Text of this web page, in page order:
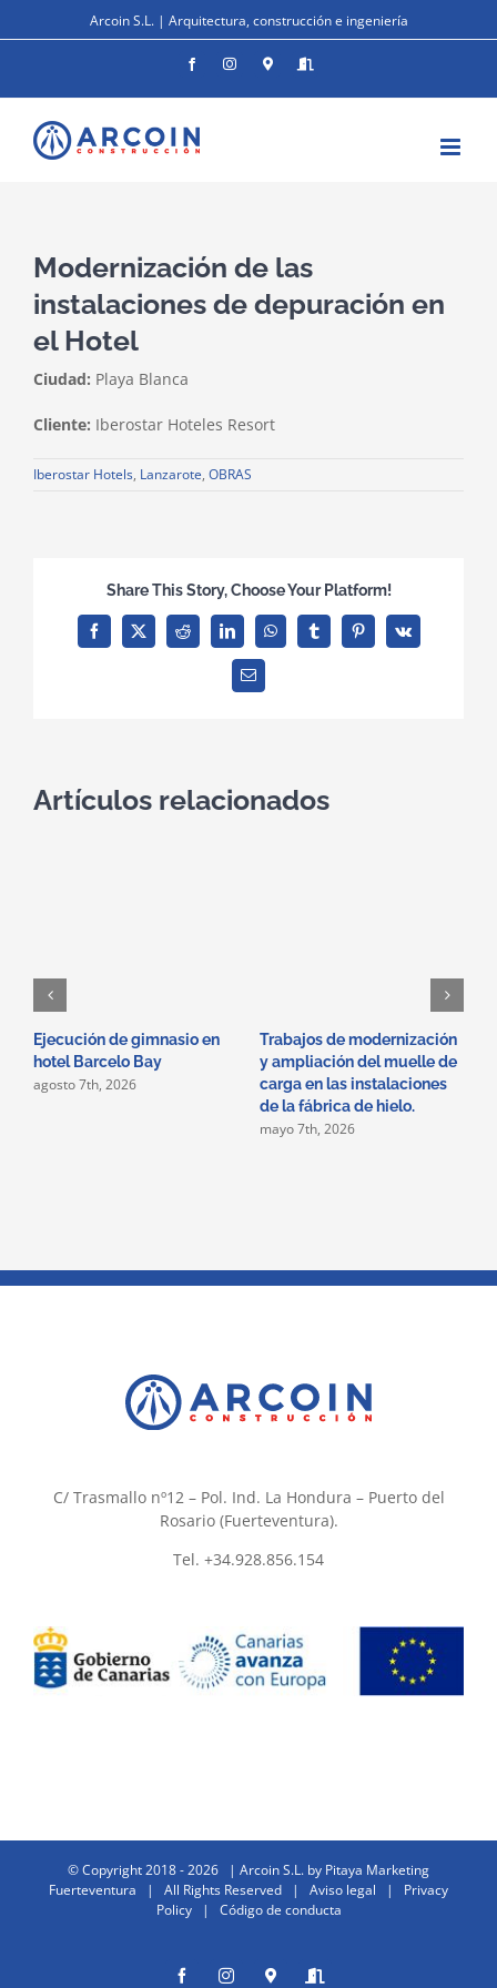
al
Arcoin S.L. | Arquitectura, construcción e ingeniería
FacebookInstagramDondeEntrar
Modernización de las
instalaciones de depuración en
el Hotel
Ciudad: Playa Blanca
Cliente: Iberostar Hoteles Resort
Iberostar Hotels, Lanzarote, OBRAS
Share This Story, Choose Your Platform!
Facebook
X Reddit LinkedInWhatsAppTumblrPinterest
Vk
Correo
electrónico
Artículos relacionados
Ejecución de gimnasio en
hotel Barcelo Bay
agosto 7th, 2026
Trabajos de modernización
y ampliación del muelle de
carga en las instalaciones
de la fábrica de hielo.
mayo 7th, 2026
C/ Trasmallo nº12 – Pol. Ind. La Hondura – Puerto del
Rosario (Fuerteventura).
Tel. +34.928.856.154
© Copyright 2018 -2026 | Arcoin S.L. by Pitaya Marketing
Fuerteventura | All Rights Reserved | Aviso legal | Privacy
Policy| Código de conducta
FacebookInstagramDondeEntrar